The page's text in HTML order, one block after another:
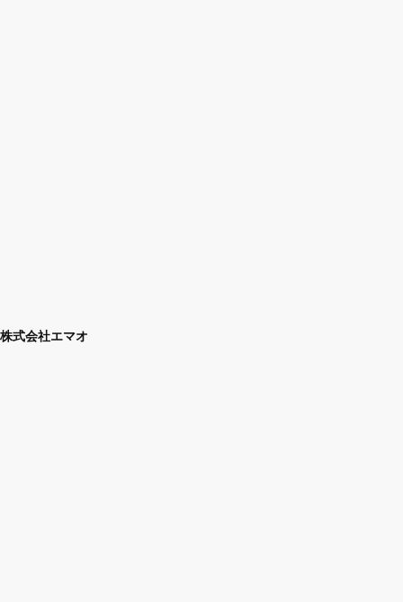
株式会社エマオ